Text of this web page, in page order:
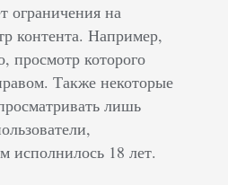
ограничения на
контента. Например,
просмотр которого
Также некоторые
лишь
исполнилось 18 лет.